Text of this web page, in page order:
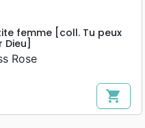
femme [coll. Tu peux
Rose
shopping_cart